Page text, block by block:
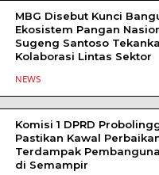
MBG Disebut Kunci
Ekosistem Pangan
Sugeng Santoso
Kolaborasi Lintas Sektor
NEWS
Komisi 1 DPRD
Pastikan Kawal
Terdampak
di Semampir